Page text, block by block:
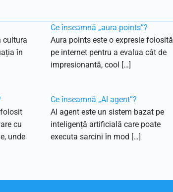
cultura
în
Ce înseamnă „aura points”?
Aura points este o expresie folosită
pe internet pentru a evalua cât de
impresionantă, cool […]
cu
unde
Ce înseamnă „AI agent”?
AI agent este un sistem bazat pe
inteligență artificială care poate
executa sarcini în mod […]